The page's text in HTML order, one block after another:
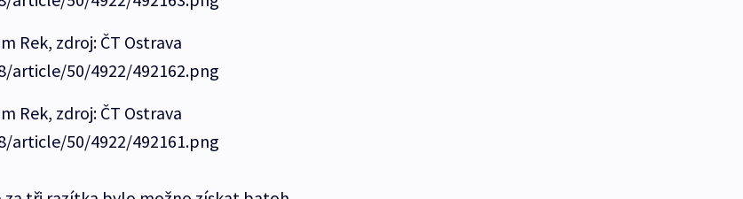
Rek, zdroj: ČT Ostrava
article/50/4922/492162.png
Rek, zdroj: ČT Ostrava
article/50/4922/492161.png